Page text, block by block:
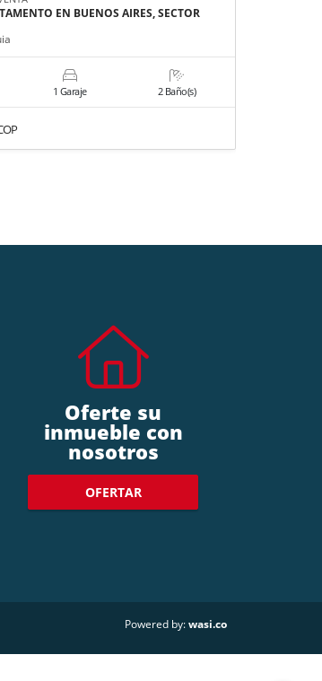
EN BUENOS AIRES, SECTOR
1 Garaje 2 Baño(s)
Oferte su
inmueble con
nosotros
OFERTAR
Powered by:wasi.co